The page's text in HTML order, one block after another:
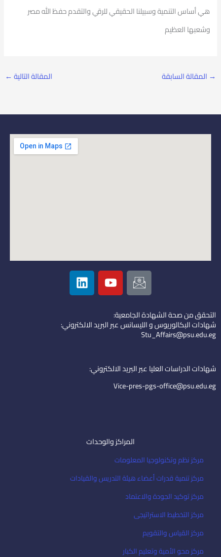
هي أساس التنمية وسبيلنا الحقيقي للرقي والتقدم حفظ الله مصر
وشعبها العظيم
→ المقالة السابقة المقالة التالية ←
I
c
o
n
-
e
i
l
Y
o
u
u
b
L
i
n
e
d
التحقق من صحة الشهادة الجامعية:
شهادات البكالوريوس و الليسانس عبر البريد الالكتروني:
Stu_Affairs@psu.edu.eg
شهادات الدراسات العليا عبر البريد الالكتروني:
Vice-pres-pgs-office@psu.edu.eg
المراكز والوحدات
مركز نظم وتكنولوجيا المعلومات
مركز تنمية قدرات أعضاء هيئة التدريس والقيادات
مركز توكيد الجودة والاعتماد
مركز التخطيط الاستراتيجى
مركز القياس والتقويم
مركز محو الأمية وتعليم الكبار